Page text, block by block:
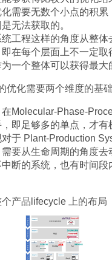
需要无数个小点的积累
无法获取的。
工程这样的角度从整体
在每个层面上不一定取
一个整体可以获得最大
优化需要两个维度的基础
Molecular-Phase-
即足够多的单点，才有
于 Plant-Production
要从生命周期的角度去
断的系统，也有时间段
产品lifecycle 上的布局